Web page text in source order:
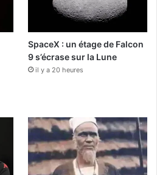
SpaceX : un étage de Falcon
9 s’écrase sur la Lune
il y a 20 heures